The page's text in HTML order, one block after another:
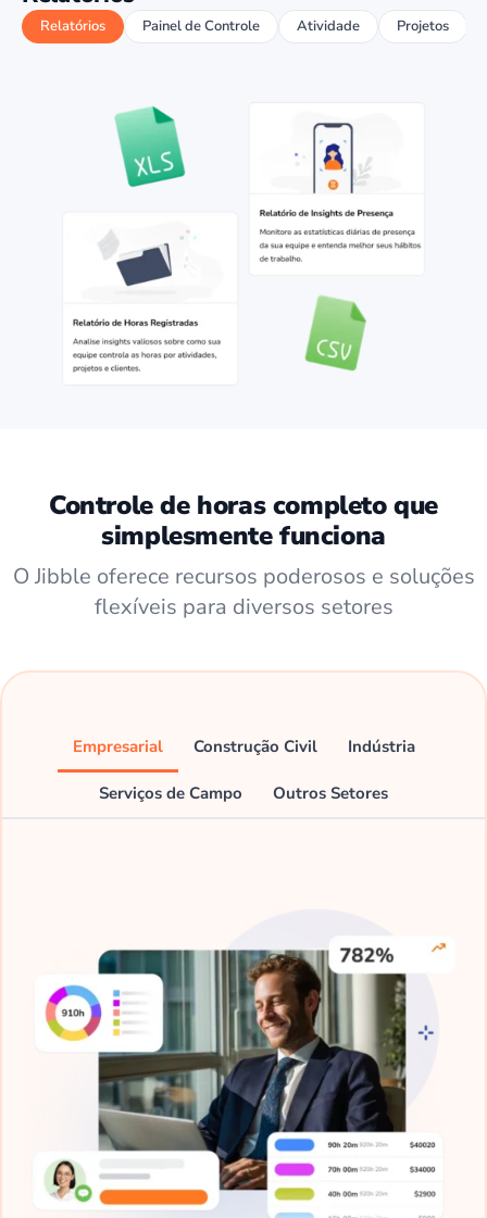
Relatórios Painel de Controle Atividade Projetos
Controle de horas completo que
simplesmente funciona
O Jibble oferece recursos poderosos e soluções
flexíveis para diversos setores
Empresarial Construção Civil Indústria
Serviços de Campo Outros Setores